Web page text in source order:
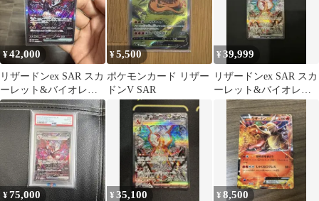
¥42,000
リザードンex SAR スカ
ーレット&バイオレッ
ト
¥5,500
ポケモンカード リザー
ドンV SAR
¥39,999
リザードンex SAR スカ
ーレット&バイオレッ
ト 拡張パック 黒炎の支
配者 …
¥75,000 ¥35,100 ¥8,500